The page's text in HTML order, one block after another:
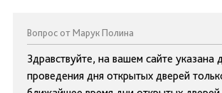
Вопрос от Марук Полина
Здравствуйте, на вашем сайте указана
проведения дня открытых дверей